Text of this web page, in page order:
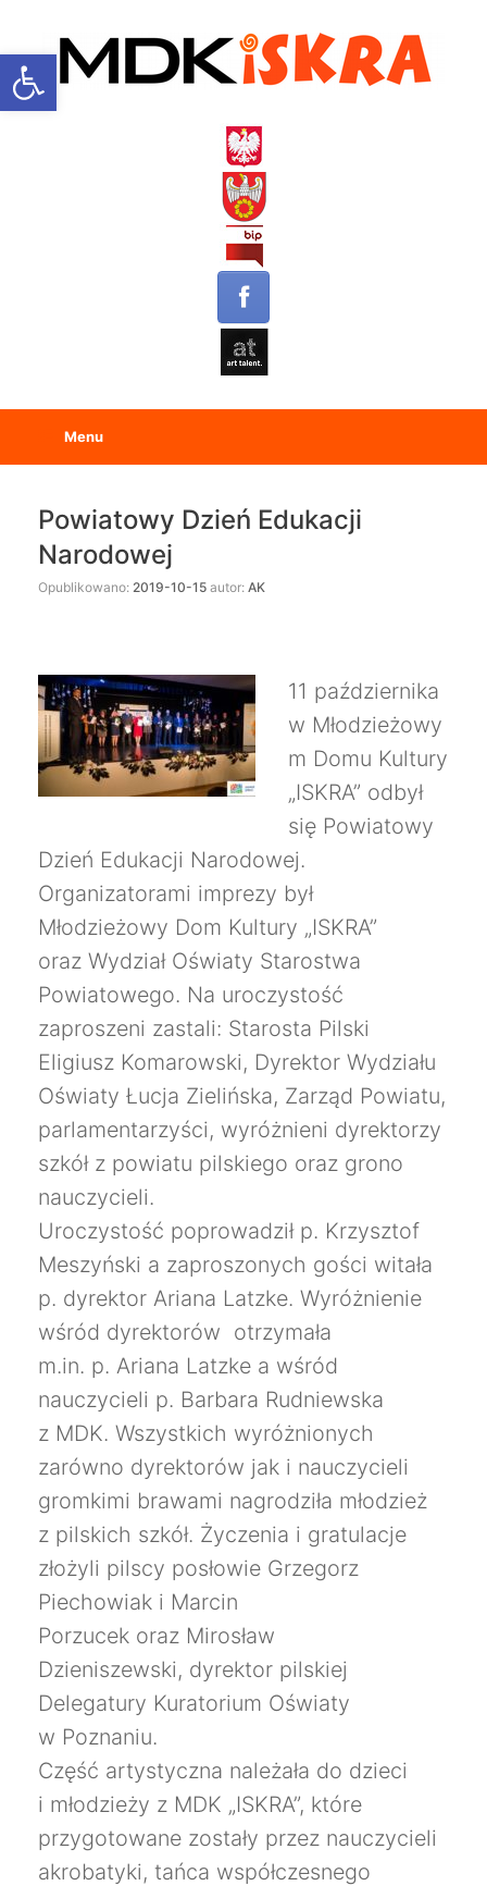
Open toolbar
Menu
Powiatowy Dzień Edukacji
Narodowej
Opublikowano: 2019-10-15 autor: AK
11 października
w Młodzieżowy
m Domu Kultury
„ISKRA” odbył
się Powiatowy
Dzień Edukacji Narodowej.
Organizatorami imprezy był
Młodzieżowy Dom Kultury „ISKRA”
oraz Wydział Oświaty Starostwa
Powiatowego. Na uroczystość
zaproszeni zastali: Starosta Pilski
Eligiusz Komarowski, Dyrektor Wydziału
Oświaty Łucja Zielińska, Zarząd Powiatu,
parlamentarzyści, wyróżnieni dyrektorzy
szkół z powiatu pilskiego oraz grono
nauczycieli.
Uroczystość poprowadził p. Krzysztof
Meszyński a zaproszonych gości witała
p. dyrektor Ariana Latzke. Wyróżnienie
wśród dyrektorów otrzymała
m.in. p. Ariana Latzke a wśród
nauczycieli p. Barbara Rudniewska
z MDK. Wszystkich wyróżnionych
zarówno dyrektorów jak i nauczycieli
gromkimi brawami nagrodziła młodzież
z pilskich szkół. Życzenia i gratulacje
złożyli pilscy posłowie Grzegorz
Piechowiak i Marcin
Porzucek oraz Mirosław
Dzieniszewski, dyrektor pilskiej
Delegatury Kuratorium Oświaty
w Poznaniu.
Część artystyczna należała do dzieci
i młodzieży z MDK „ISKRA”, które
przygotowane zostały przez nauczycieli
akrobatyki, tańca współczesnego